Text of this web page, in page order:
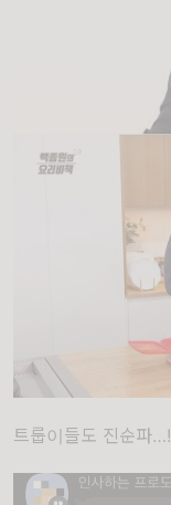
트룹이들도 진순파…!